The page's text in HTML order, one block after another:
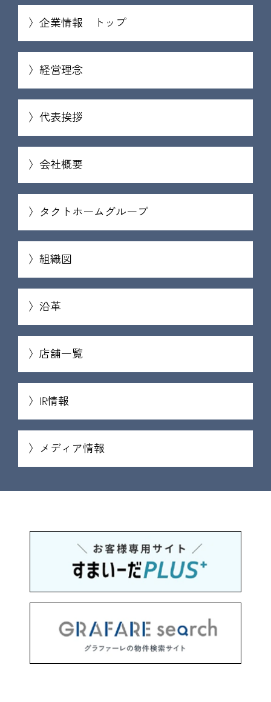
企業情報 トップ
経営理念
代表挨拶
会社概要
タクトホームグループ
組織図
沿革
店舗一覧
IR情報
メディア情報